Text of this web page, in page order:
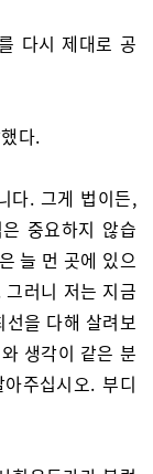
다시 제대로 공
다.
다. 그게 법이든,
중요하지 않습
늘 먼 곳에 있으
러니 저는 지금
을 다해 살려보
생각이 같은 분
주십시오. 부디